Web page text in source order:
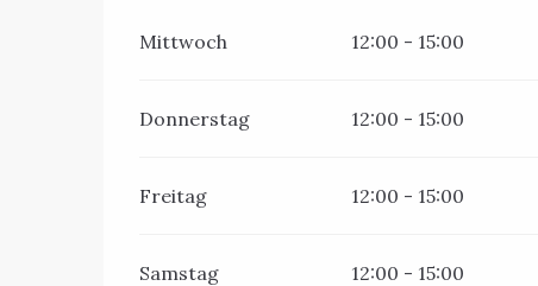
Mittwoch 12:00 - 15:00
Donnerstag 12:00 - 15:00
Freitag 12:00 - 15:00
Samstag 12:00 - 15:00